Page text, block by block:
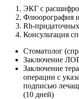
ЭКГ с
Флюорография
Rh-
Консультация
Стоматолог
Заключение
Заключение
операции с
подписью
(10 дней)